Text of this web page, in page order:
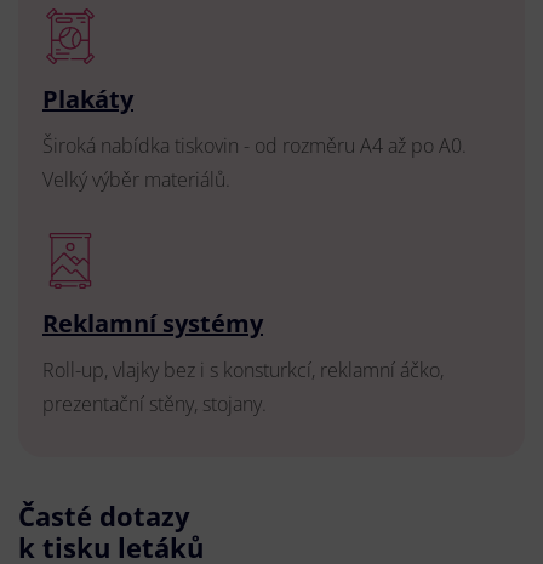
Plakáty
Široká nabídka tiskovin - od rozměru A4 až po A0.
Velký výběr materiálů.
Reklamní systémy
Roll-up, vlajky bez i s konsturkcí, reklamní áčko,
prezentační stěny, stojany.
Časté dotazy
k tisku letáků